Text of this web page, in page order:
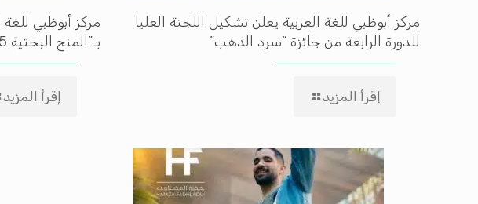
مركز أبوظبي للغة العربية يعلن تشكيل اللجنة العليا
للدورة الرابعة من جائزة “سرد الذهب”
إقرأ المزيد
مركز أبوظبي للغة
بـ”المنح البحثية 5″
إقرأ المزيد